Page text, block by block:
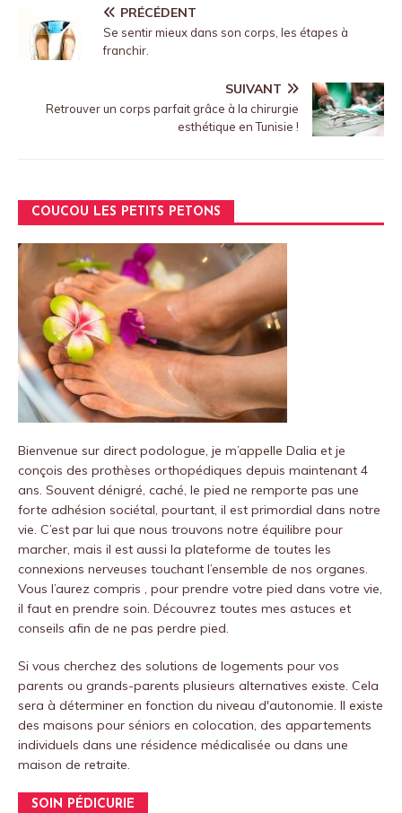
Urgence
Vétérinaire
Paris 17 pour des
soins adaptés
aux sportifs
PRÉCÉDENT
Se sentir mieux dans son corps, les étapes à
franchir.
SUIVANT
Retrouver un corps parfait grâce à la chirurgie
esthétique en Tunisie !
COUCOU LES PETITS PETONS
Bienvenue sur direct podologue, je m’appelle Dalia et je
conçois des prothèses orthopédiques depuis maintenant 4
ans. Souvent dénigré, caché, le pied ne remporte pas une
forte adhésion sociétal, pourtant, il est primordial dans notre
vie. C’est par lui que nous trouvons notre équilibre pour
marcher, mais il est aussi la plateforme de toutes les
connexions nerveuses touchant l’ensemble de nos organes.
Vous l’aurez compris , pour prendre votre pied dans votre vie,
il faut en prendre soin. Découvrez toutes mes astuces et
conseils afin de ne pas perdre pied.
Si vous cherchez des solutions de logements pour vos
parents ou grands-parents plusieurs alternatives existe. Cela
sera à déterminer en fonction du niveau d'autonomie. Il existe
des maisons pour séniors en colocation, des appartements
individuels dans une résidence médicalisée ou dans une
maison de retraite.
SOIN PÉDICURIE